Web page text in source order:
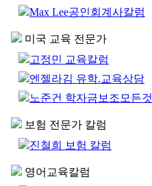
Max Lee공인회계사칼럼
미국 교육 전문가
고정민 교육칼럼
엔젤라김 유학.교육상담
노준건 학자금보조모든것
보험 전문가 칼럼
진철희 보험 칼럼
영어교육칼럼